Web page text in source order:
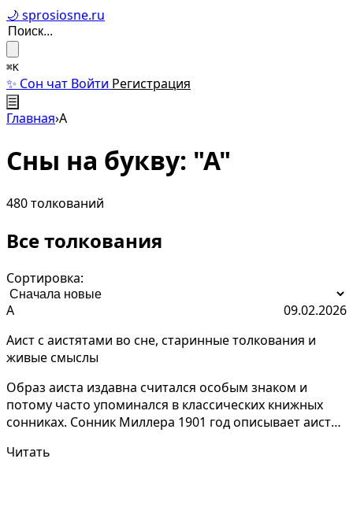
🌙 sprosiosne.ru
⌘K
✨ Сон чат Войти Регистрация
☰
Главная›А
Сны на букву: "А"
480 толкований
Все толкования
Сортировка:
А
09.02.2026
Аист с аистятами во сне, старинные толкования и
живые смыслы
Образ аиста издавна считался особым знаком и
потому часто упоминался в классических книжных
сонниках. Сонник Миллера 1901 год описывает аиста
Читать